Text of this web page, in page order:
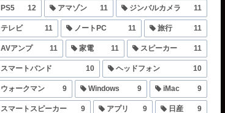
PS5 12 アマゾン 11 ジンバルカメラ 11
テレビ 11 ノートPC 11 旅行 11
AVアンプ 11 家電 11 スピーカー 11
スマートバンド 10 ヘッドフォン 10
ウォークマン 9 Windows 9 iMac 9
スマートスピーカー 9 アプリ 9 日産 9